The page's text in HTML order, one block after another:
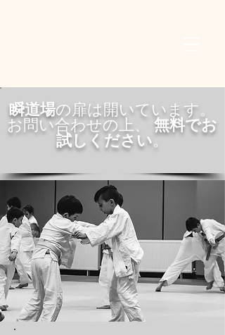
瞬道場の扉は 開いています。
お問い合わせの上、
無料でお
試しください。